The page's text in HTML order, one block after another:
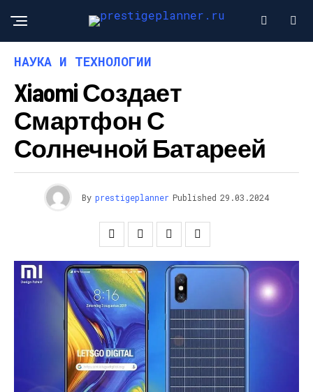
НАУКА И ТЕХНОЛОГИИ
Xiaomi Создает
Смартфон С
Солнечной Батареей
By prestigeplanner Published 29.03.2024